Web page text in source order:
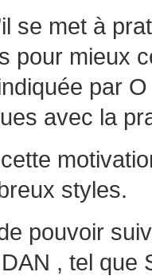
se met à
pour mieux
par
avec la
styles.
pouvoir
, tel